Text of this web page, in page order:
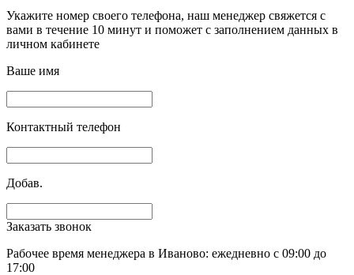
Укажите номер своего телефона, наш менеджер свяжется с
вами в течение 10 минут и поможет с заполнением данных в
личном кабинете
Ваше имя
Контактный телефон
Добав.
Заказать звонок
Рабочее время менеджера в Иваново: ежедневно с 09:00 до
17:00